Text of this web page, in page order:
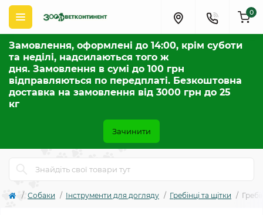
Замовлення, оформлені до 14:00, крім суботи
та неділі, надсилаються того ж
дня. Замовлення в сумі до 100 грн
відправляються по передплаті. Безкоштовна
доставка на замовлення від 3000 грн до 25
кг
Зачинити
0
Собаки Інструменти для догляду Гребінці та щітки